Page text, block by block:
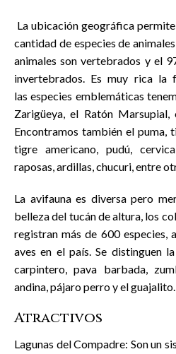
La ubicación geográfica
cantidad de especies de
animales son vertebrados y el
invertebrados. Es muy rica la
las especies emblemáticas
Zarigüeya, el Ratón
Encontramos también el puma,
tigre americano, pudú,
raposas, ardillas, chucuri, entre
La avifauna es diversa pero
belleza del tucán de altura, los
registran más de 600 especies,
aves en el país. Se distinguen
carpintero, pava barbada,
andina, pájaro perro y el guajalito.
Atractivos
Lagunas del Compadre: Son un